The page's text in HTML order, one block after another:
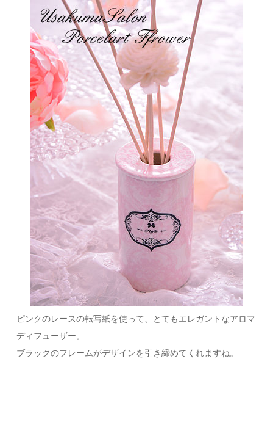
ピンクのレースの転写紙を使って、とてもエレガントなアロマ
ディフューザー。
ブラックのフレームがデザインを引き締めてくれますね。